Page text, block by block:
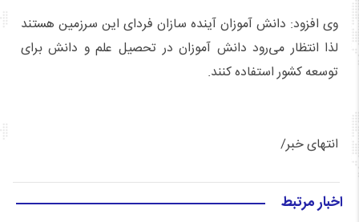
وی افزود: دانش آموزان آینده سازان فردای این سرزمین هستند
لذا انتظار می‌رود دانش آموزان در تحصیل علم و دانش برای
توسعه کشور استفاده کنند.
انتهای خبر/
اخبار مرتبط